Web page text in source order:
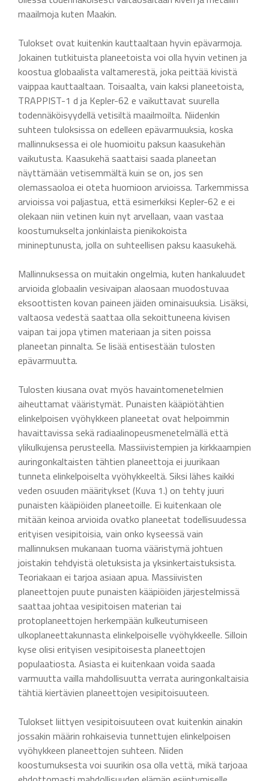
maailmoja kuten Maakin.
Tulokset ovat kuitenkin kauttaaltaan hyvin epävarmoja.
Jokainen tutkituista planeetoista voi olla hyvin vetinen ja
koostua globaalista valtamerestä, joka peittää kivistä
vaippaa kauttaaltaan. Toisaalta, vain kaksi planeetoista,
TRAPPIST-1 d ja Kepler-62 e vaikuttavat suurella
todennäköisyydellä vetisiltä maailmoilta. Niidenkin
suhteen tuloksissa on edelleen epävarmuuksia, koska
mallinnuksessa ei ole huomioitu paksun kaasukehän
vaikutusta. Kaasukehä saattaisi saada planeetan
näyttämään vetisemmältä kuin se on, jos sen
olemassaoloa ei oteta huomioon arvioissa. Tarkemmissa
arvioissa voi paljastua, että esimerkiksi Kepler-62 e ei
olekaan niin vetinen kuin nyt arvellaan, vaan vastaa
koostumukselta jonkinlaista pienikokoista
minineptunusta, jolla on suhteellisen paksu kaasukehä.
Mallinnuksessa on muitakin ongelmia, kuten hankaluudet
arvioida globaalin vesivaipan alaosaan muodostuvaa
eksoottisten kovan paineen jäiden ominaisuuksia. Lisäksi,
valtaosa vedestä saattaa olla sekoittuneena kivisen
vaipan tai jopa ytimen materiaan ja siten poissa
planeetan pinnalta. Se lisää entisestään tulosten
epävarmuutta.
Tulosten kiusana ovat myös havaintomenetelmien
aiheuttamat vääristymät. Punaisten kääpiötähtien
elinkelpoisen vyöhykkeen planeetat ovat helpoimmin
havaittavissa sekä radiaalinopeusmenetelmällä että
ylikulkujensa perusteella. Massiivistempien ja kirkkaampien
auringonkaltaisten tähtien planeettoja ei juurikaan
tunneta elinkelpoiselta vyöhykkeeltä. Siksi lähes kaikki
veden osuuden määritykset (Kuva 1.) on tehty juuri
punaisten kääpiöiden planeetoille. Ei kuitenkaan ole
mitään keinoa arvioida ovatko planeetat todellisuudessa
erityisen vesipitoisia, vain onko kyseessä vain
mallinnuksen mukanaan tuoma vääristymä johtuen
joistakin tehdyistä oletuksista ja yksinkertaistuksista.
Teoriakaan ei tarjoa asiaan apua. Massiivisten
planeettojen puute punaisten kääpiöiden järjestelmissä
saattaa johtaa vesipitoisen materian tai
protoplaneettojen herkempään kulkeutumiseen
ulkoplaneettakunnasta elinkelpoiselle vyöhykkeelle. Silloin
kyse olisi erityisen vesipitoisesta planeettojen
populaatiosta. Asiasta ei kuitenkaan voida saada
varmuutta vailla mahdollisuutta verrata auringonkaltaisia
tähtiä kiertävien planeettojen vesipitoisuuteen.
Tulokset liittyen vesipitoisuuteen ovat kuitenkin ainakin
jossakin määrin rohkaisevia tunnettujen elinkelpoisen
vyöhykkeen planeettojen suhteen. Niiden
koostumuksesta voi suurikin osa olla vettä, mikä tarjoaa